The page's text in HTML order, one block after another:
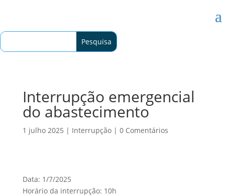
Interrupção emergencial
do abastecimento
1 julho 2025 | Interrupção| 0 Comentários
Data: 1/7/2025
Horário da interrupção: 10h